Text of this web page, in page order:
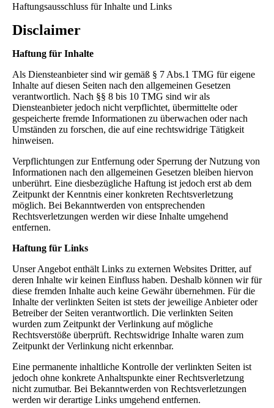
Haftungsausschluss für Inhalte und Links
Disclaimer
Haftung für Inhalte
Als Diensteanbieter sind wir gemäß § 7 Abs.1 TMG für eigene
Inhalte auf diesen Seiten nach den allgemeinen Gesetzen
verantwortlich. Nach §§ 8 bis 10 TMG sind wir als
Diensteanbieter jedoch nicht verpflichtet, übermittelte oder
gespeicherte fremde Informationen zu überwachen oder nach
Umständen zu forschen, die auf eine rechtswidrige Tätigkeit
hinweisen.
Verpflichtungen zur Entfernung oder Sperrung der Nutzung von
Informationen nach den allgemeinen Gesetzen bleiben hiervon
unberührt. Eine diesbezügliche Haftung ist jedoch erst ab dem
Zeitpunkt der Kenntnis einer konkreten Rechtsverletzung
möglich. Bei Bekanntwerden von entsprechenden
Rechtsverletzungen werden wir diese Inhalte umgehend
entfernen.
Haftung für Links
Unser Angebot enthält Links zu externen Websites Dritter, auf
deren Inhalte wir keinen Einfluss haben. Deshalb können wir für
diese fremden Inhalte auch keine Gewähr übernehmen. Für die
Inhalte der verlinkten Seiten ist stets der jeweilige Anbieter oder
Betreiber der Seiten verantwortlich. Die verlinkten Seiten
wurden zum Zeitpunkt der Verlinkung auf mögliche
Rechtsverstöße überprüft. Rechtswidrige Inhalte waren zum
Zeitpunkt der Verlinkung nicht erkennbar.
Eine permanente inhaltliche Kontrolle der verlinkten Seiten ist
jedoch ohne konkrete Anhaltspunkte einer Rechtsverletzung
nicht zumutbar. Bei Bekanntwerden von Rechtsverletzungen
werden wir derartige Links umgehend entfernen.